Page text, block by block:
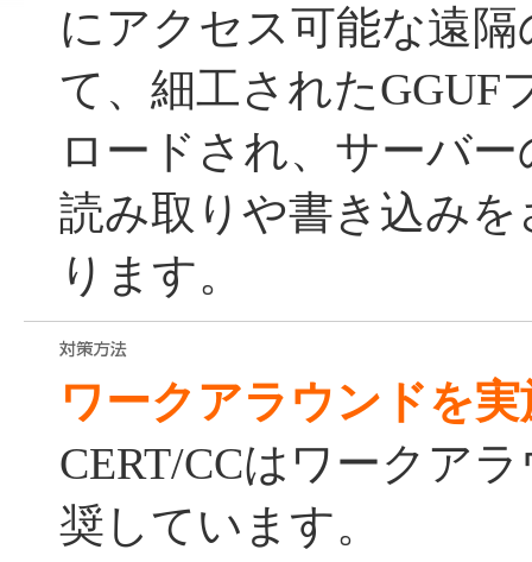
にアクセス可能な遠
て、細工されたGGUF
ロードされ、サーバ
読み取りや書き込み
ります。
ワークアラウンドを
CERT/CCはワークア
奨しています。